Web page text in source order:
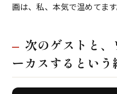
画は、私、本気で温めてます
次のゲストと、
ーカスするという